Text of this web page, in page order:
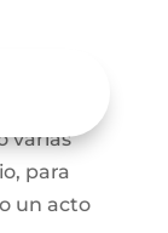
varias
para
un acto